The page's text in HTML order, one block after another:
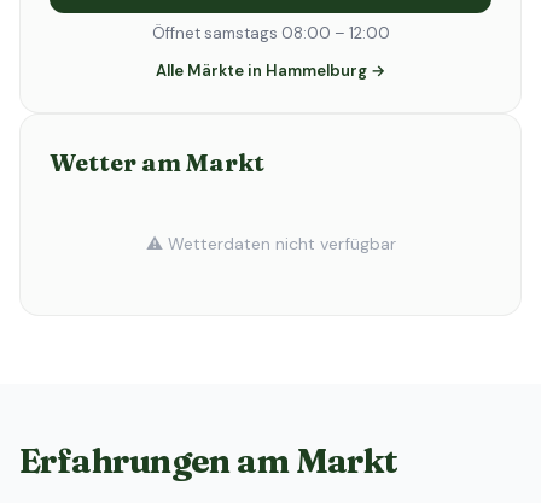
Öffnet samstags 08:00 – 12:00
Alle Märkte in Hammelburg →
Wetter am Markt
⚠️ Wetterdaten nicht verfügbar
Erfahrungen am Markt